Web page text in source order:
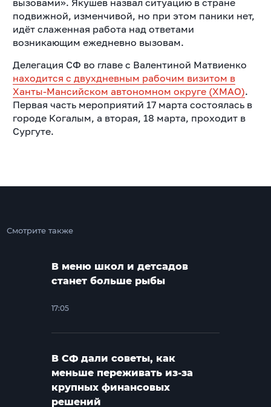
подвижной, изменчивой, но при этом паники нет,
идёт слаженная работа над ответами
возникающим ежедневно вызовам.
Делегация СФ во главе с Валентиной Матвиенко
находится с двухдневным рабочим визитом в
Ханты-Мансийском автономном округе (ХМАО).
Первая часть мероприятий 17 марта состоялась в
городе Когалым, а вторая, 18 марта, проходит в
Сургуте.
Смотрите также
В меню школ и детсадов
станет больше рыбы
17:05
В СФ дали советы, как
меньше переживать из-за
крупных финансовых
решений